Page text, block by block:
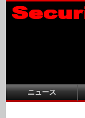
ニュース